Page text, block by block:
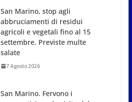
San Marino, stop agli
abbruciamenti di residui
agricoli e vegetali fino al 15
settembre. Previste multe
salate
7 Agosto 2026
San Marino. Fervono i